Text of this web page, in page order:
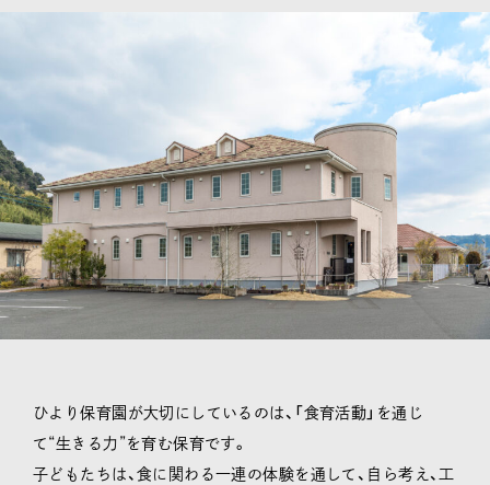
ひより保育園が大切にしているのは、「食育活動」を通じ
て“生きる力”を育む保育です。
子どもたちは、食に関わる一連の体験を通して、自ら考え、工